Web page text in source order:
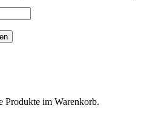
Produkte im Warenkorb.